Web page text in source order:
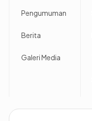
Pengumuman
Berita
Galeri Media